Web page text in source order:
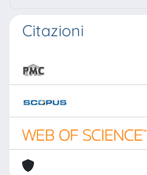
Citazioni